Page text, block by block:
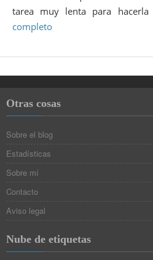
tarea muy lenta para
completo
Otras cosas
Sobre el blog
Estadísticas
Sobre mí
Contacto
Aviso legal
Nube de etiquetas